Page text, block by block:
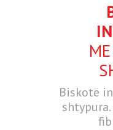
Biskotë